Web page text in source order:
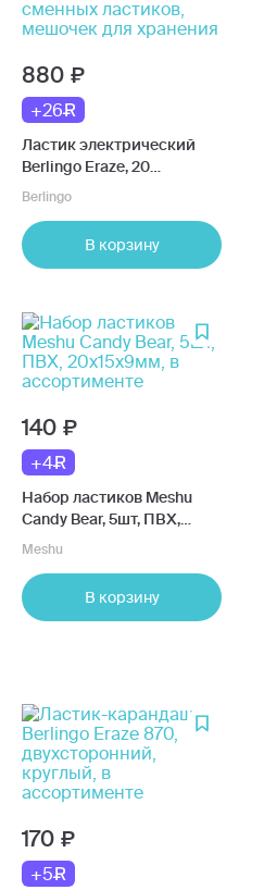
880
+26
Ластик электрический
Berlingo Eraze, 20
сменных ластиков,
Berlingo
В корзину
140
+4
Набор ластиков Meshu
Candy Bear, 5шт, ПВХ,
20х15х9мм, в
Meshu
В корзину
170
+5